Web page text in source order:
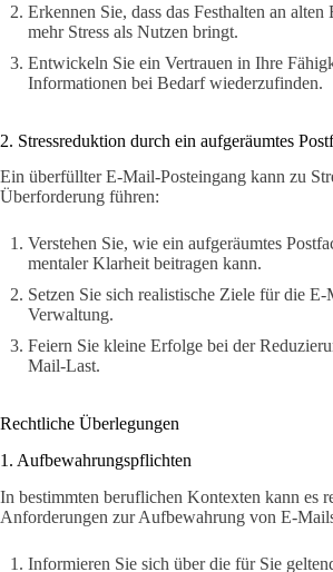
Erkennen Sie, dass das Festhalten an
mehr Stress als Nutzen bringt.
Entwickeln Sie ein Vertrauen in Ihre
Informationen bei Bedarf wiederzufinden.
2. Stressreduktion durch ein aufgeräumtes
Ein überfüllter E-Mail-Posteingang kann zu
Überforderung führen:
Verstehen Sie, wie ein aufgeräumtes
mentaler Klarheit beitragen kann.
Setzen Sie sich realistische Ziele für die
Verwaltung.
Feiern Sie kleine Erfolge bei der
Mail-Last.
Rechtliche Überlegungen
1. Aufbewahrungspflichten
In bestimmten beruflichen Kontexten kann es
Anforderungen zur Aufbewahrung von E-
Informieren Sie sich über die für Sie